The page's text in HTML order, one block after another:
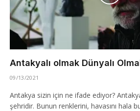
Antakyalı olmak Dünyalı
09/13/2021
Antakya sizin için ne ifade ediyor?
şehridir. Bunun renklerini, havasını hala